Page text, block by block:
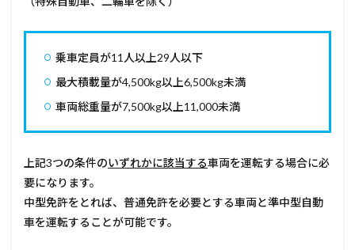
乗車定員が11人以上29人以下
最大積載量が4,500kg以上6,500kg未満
車両総重量が7,500kg以上11,000未満
上記3つの条件のいずれかに該当する車両を運転する場合に必
要になります。
中型免許をとれば、普通免許を必要とする車両と準中型自動
車を運転することが可能です。